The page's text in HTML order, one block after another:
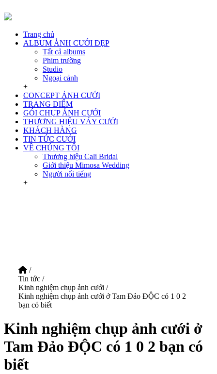
Trang chủ
ALBUM ẢNH CƯỚI ĐẸP
Tất cả albums
Phim trường
Studio
Ngoại cảnh
+
CONCEPT ẢNH CƯỚI
TRANG ĐIỂM
GÓI CHỤP ẢNH CƯỚI
THƯƠNG HIỆU VÁY CƯỚI
KHÁCH HÀNG
TIN TỨC CƯỚI
VỀ CHÚNG TÔI
Thương hiệu Cali Bridal
Giới thiệu Mimosa Wedding
Người nổi tiếng
+
/
Tin tức /
Kinh nghiệm chụp ảnh cưới /
Kinh nghiệm chụp ảnh cưới ở Tam Đảo ĐỘC có 1 0 2
bạn có biết
Kinh nghiệm chụp ảnh cưới ở
Tam Đảo ĐỘC có 1 0 2 bạn có
biết